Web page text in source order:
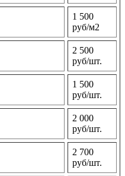
1 500
руб/м2
2 500
руб/шт.
1 500
руб/шт.
2 000
руб/шт.
2 700
руб/шт.